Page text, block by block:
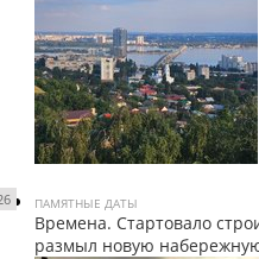
ПАМЯТНЫЕ ДАТЫ
Времена. Стартовало
размыл новую